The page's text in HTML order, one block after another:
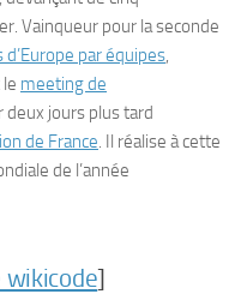
Vainqueur pour la seconde
d’Europe par équipes,
meeting de
deux jours plus tard
de France. Il réalise à cette
de l’année
]